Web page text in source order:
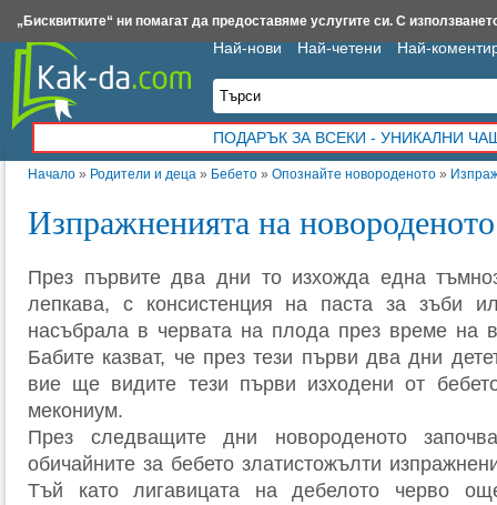
Начало » Родители и деца » Бебето » Опознайте новороденото »
Изпражненията на новороденото
През първите два дни то изхожда една
лепкава, с консистенция на паста за зъби
насъбрала в червата на плода през време на
Бабите казват, че през тези първи два дни
вие ще видите тези първи изходени от
мекониум.
През следващите дни новороденото
обичайните за бебето златистожълти
Тъй като лигавицата на дебелото черво
Най-нови Най-четени Най-
ПОДАРЪК ЗА ВСЕКИ - УНИКАЛНИ
Insert.bg Framar.bg Kak-da.com Iztochnik.com BauBau.bg NewAge.bg
„Бисквитките“ ни помагат да предоставяме услугите си. С